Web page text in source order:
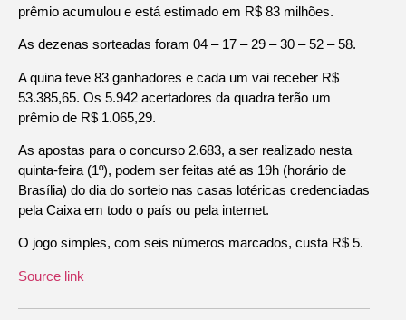
prêmio acumulou e está estimado em R$ 83 milhões.
As dezenas sorteadas foram 04 – 17 – 29 – 30 – 52 – 58.
A quina teve 83 ganhadores e cada um vai receber R$
53.385,65. Os 5.942 acertadores da quadra terão um
prêmio de R$ 1.065,29.
As apostas para o concurso 2.683, a ser realizado nesta
quinta-feira (1º), podem ser feitas até as 19h (horário de
Brasília) do dia do sorteio nas casas lotéricas credenciadas
pela Caixa em todo o país ou pela internet.
O jogo simples, com seis números marcados, custa R$ 5.
Source link